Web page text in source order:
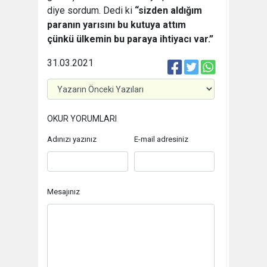
diye sordum. Dedi ki “sizden aldığım
paranın yarısını bu kutuya attım
çünkü ülkemin bu paraya ihtiyacı var.”
31.03.2021
OKUR YORUMLARI
Adınızı yazınız E-mail adresiniz
Mesajınız